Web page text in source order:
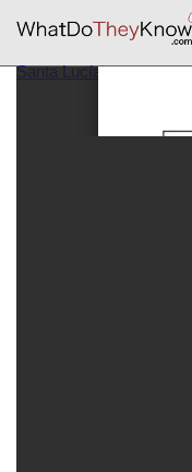
Santa Lucía'.